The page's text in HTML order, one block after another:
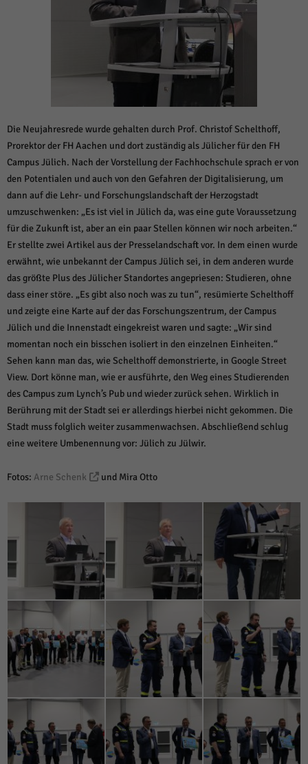
Die Neujahresrede wurde gehalten durch Prof. Christof Schelthoff,
Prorektor der FH Aachen und dort zuständig als Jülicher für den FH
Campus Jülich. Nach der Vorstellung der Fachhochschule sprach er von
den Potentialen und auch von den Gefahren der Digitalisierung, um
dann auf die Lehr- und Forschungslandschaft der Herzogstadt
umzuschwenken: „Es ist viel in Jülich da, was eine gute Voraussetzung
für die Zukunft ist, aber an ein paar Stellen können wir noch arbeiten.“
Er stellte zwei Artikel aus der Presselandschaft vor. In dem einen wurde
erwähnt, wie unbekannt der Campus Jülich sei, in dem anderen wurde
das größte Plus des Jülicher Standortes angepriesen: Studieren, ohne
dass einer störe. „Es gibt also noch was zu tun“, resümierte Schelthoff
und zeigte eine Karte auf der das Forschungszentrum, der Campus
Jülich und die Innenstadt eingekreist waren und sagte: „Wir sind
momentan noch ein bisschen isoliert in den einzelnen Einheiten.“
Sehen kann man das, wie Schelthoff demonstrierte, in Google Street
View. Dort könne man, wie er ausführte, den Weg eines Studierenden
des Campus zum Lynch’s Pub und wieder zurück sehen. Wirklich in
Berührung mit der Stadt sei er allerdings hierbei nicht gekommen. Die
Stadt muss folglich weiter zusammenwachsen. Abschließend schlug
eine weitere Umbenennung vor: Jülich zu Jülwir.
Fotos: Arne Schenk und Mira Otto